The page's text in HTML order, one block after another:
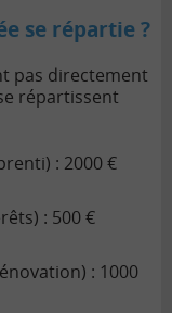
se répartie ?
pas directement
répartissent
: 2000 €
: 500 €
: 1000